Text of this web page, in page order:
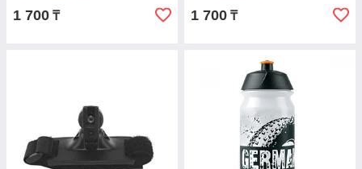
1 700 ₸ 1 700 ₸